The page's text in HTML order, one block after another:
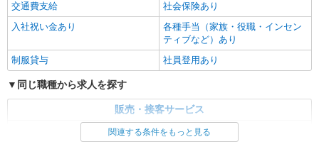
交通費支給
社会保険あり
入社祝い金あり
各種手当（家族・役職・インセン
ティブなど）あり
制服貸与
社員登用あり
同じ職種から求人を探す
販売・接客サービス
関連する条件をもっと見る